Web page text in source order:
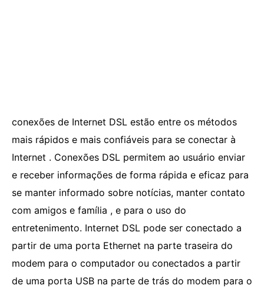
conexões de Internet DSL estão entre os métodos
mais rápidos e mais confiáveis ​​para se conectar à
Internet . Conexões DSL permitem ao usuário enviar
e receber informações de forma rápida e eficaz para
se manter informado sobre notícias, manter contato
com amigos e família , e para o uso do
entretenimento. Internet DSL pode ser conectado a
partir de uma porta Ethernet na parte traseira do
modem para o computador ou conectados a partir
de uma porta USB na parte de trás do modem para o